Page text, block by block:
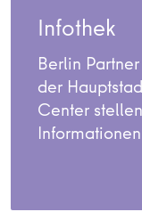
Infothek
Berlin
der
Center